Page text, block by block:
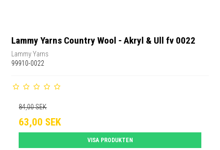
Lammy Yarns Country Wool - Akryl & Ull fv 0022
Lammy Yarns
99910-0022
84,00 SEK
63,00 SEK
VISA PRODUKTEN